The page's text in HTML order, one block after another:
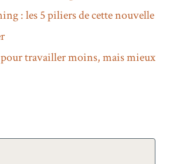
: les 5 piliers de cette nouvelle
travailler moins, mais mieux